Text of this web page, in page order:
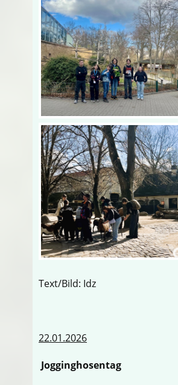
Text/Bild: Idz
22.01.2026
Jogginghosentag